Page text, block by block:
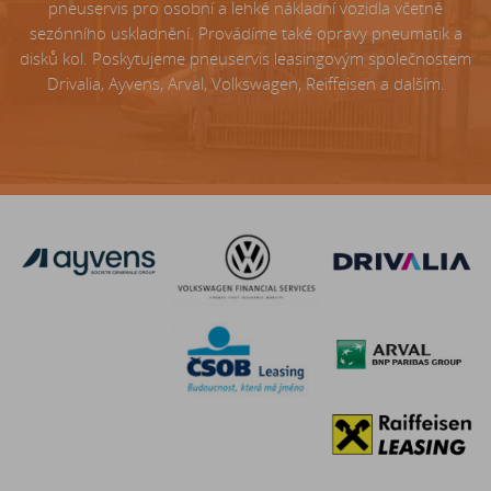
pneuservis pro osobní a lehké nákladní vozidla včetně
sezónního uskladnění. Provádíme také opravy pneumatik a
disků kol. Poskytujeme pneuservis leasingovým společnostem
Drivalia, Ayvens, Arval, Volkswagen, Reiffeisen a dalším.